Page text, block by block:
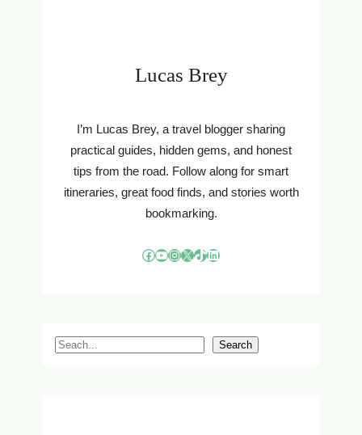
Lucas Brey
I’m Lucas Brey, a travel blogger sharing
practical guides, hidden gems, and honest
tips from the road. Follow along for smart
itineraries, great food finds, and stories worth
bookmarking.
Facebook YouTube InstagramX TikTok LinkedIn
S
Search